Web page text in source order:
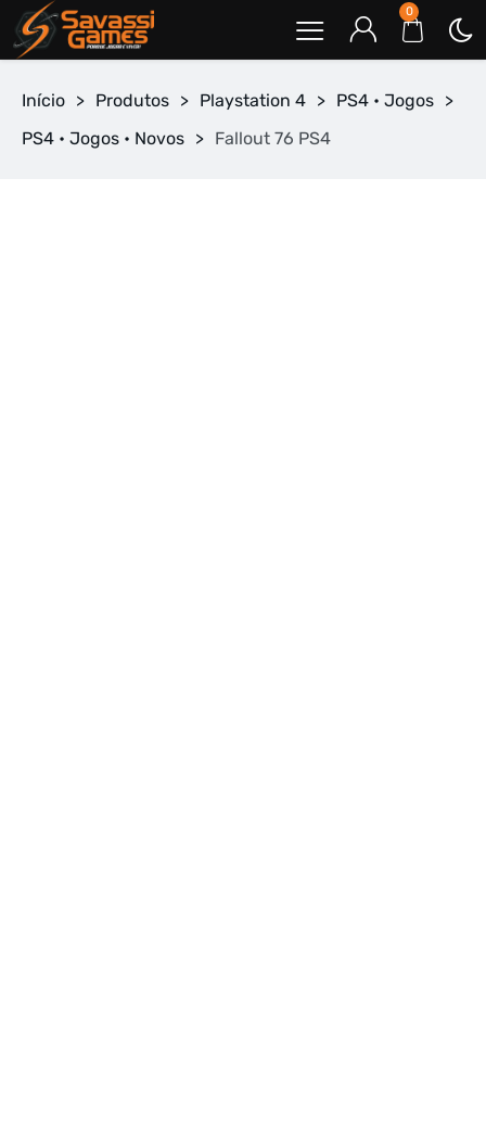
0
Início > Produtos > Playstation 4 > PS4 • Jogos >
PS4 • Jogos • Novos > Fallout 76 PS4